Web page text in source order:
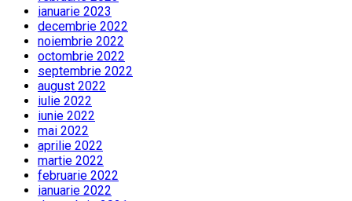
ianuarie 2023
decembrie 2022
noiembrie 2022
octombrie 2022
septembrie 2022
august 2022
iulie 2022
iunie 2022
mai 2022
aprilie 2022
martie 2022
februarie 2022
ianuarie 2022